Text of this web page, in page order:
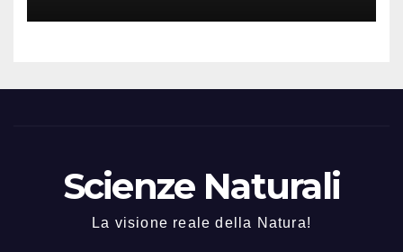
Scienze Naturali
La visione reale della Natura!